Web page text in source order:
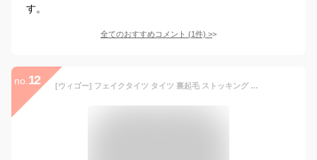
す。
全てのおすすめコメント (1件) >
no. 12 [ウィゴー] フェイクタイツ タイツ 裏起毛 ストッキング インナー 秋 冬 春 レディース F ベージュ